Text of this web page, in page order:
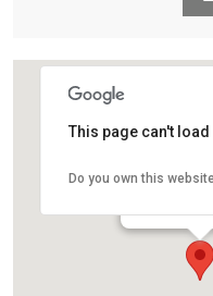
CaixaForum
Carrer dels
This page can't
Do you own this